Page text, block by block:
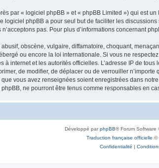
par « logiciel phpBB » et « phpBB Limited ») qui est
logiciel phpBB a pour seul but de faciliter les
pas. Pour plus d’informations concernant
obscène, vulgaire, diffamatoire, choquant,
ou encore la loi internationale. Si vous ne
à internet et les autorités officielles. L’adresse IP de
de modifier, de déplacer ou de verrouiller
vous avez renseignées soient enregistrées dans
ne pourront être tenus comme responsables en
Développé parphpBB® Forum Software
Traduction française officielle ©
Confidentialité |